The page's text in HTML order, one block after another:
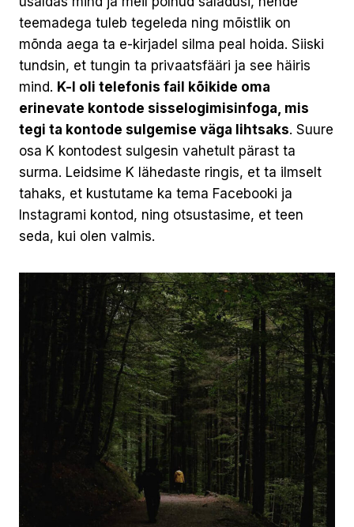
teemadega tuleb tegeleda ning mõistlik on
mõnda aega ta e-kirjadel silma peal hoida. Siiski
tundsin, et tungin ta privaatsfääri ja see häiris
mind. K-l oli telefonis fail kõikide oma
erinevate kontode sisselogimisinfoga, mis
tegi ta kontode sulgemise väga lihtsaks. Suure
osa K kontodest sulgesin vahetult pärast ta
surma. Leidsime K lähedaste ringis, et ta ilmselt
tahaks, et kustutame ka tema Facebooki ja
Instagrami kontod, ning otsustasime, et teen
seda, kui olen valmis.